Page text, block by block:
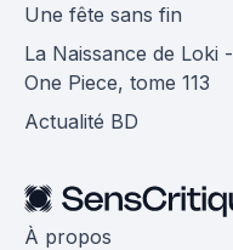
Une fête sans fin
La Naissance de Loki -
One Piece, tome 113
Actualité BD
À propos